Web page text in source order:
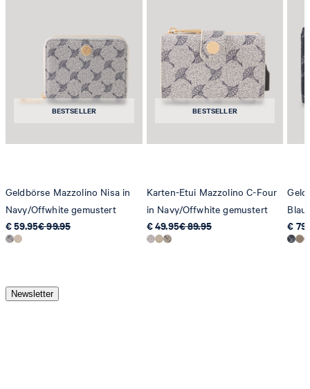
BESTSELLER
Geldbörse Mazzolino Nisa in
Navy/Offwhite gemustert
€ 59.95€ 99.95
BESTSELLER
Karten-Etui Mazzolino C-Four
in Navy/Offwhite gemustert
€ 49.95€ 89.95
Blau
€
Newsletter